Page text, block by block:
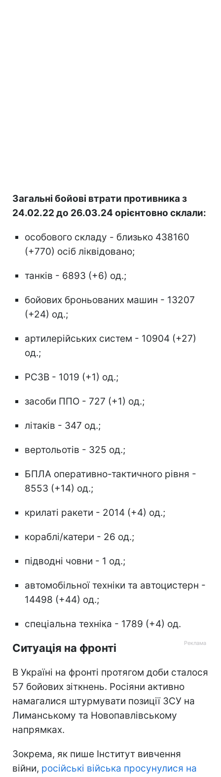
Загальні бойові втрати противника з
24.02.22 до 26.03.24 орієнтовно склали:
особового складу - близько 438160
(+770) осіб ліквідовано;
танків - 6893 (+6) од.;
бойових броньованих машин - 13207
(+24) од.;
артилерійських систем - 10904 (+27)
од.;
РСЗВ - 1019 (+1) од.;
засоби ППО - 727 (+1) од.;
літаків - 347 од.;
вертольотів - 325 од.;
БПЛА оперативно-тактичного рівня -
8553 (+14) од.;
крилаті ракети - 2014 (+4) од.;
кораблі/катери - 26 од.;
підводні човни - 1 од.;
автомобільної техніки та автоцистерн -
14498 (+44) од.;
спеціальна техніка - 1789 (+4) од.
Ситуація на фронті
В Україні на фронті протягом доби сталося
57 бойових зіткнень. Росіяни активно
намагалися штурмувати позиції ЗСУ на
Лиманському та Новопавлівському
напрямках.
Зокрема, як пише Інститут вивчення
війни, російські війська просунулися на